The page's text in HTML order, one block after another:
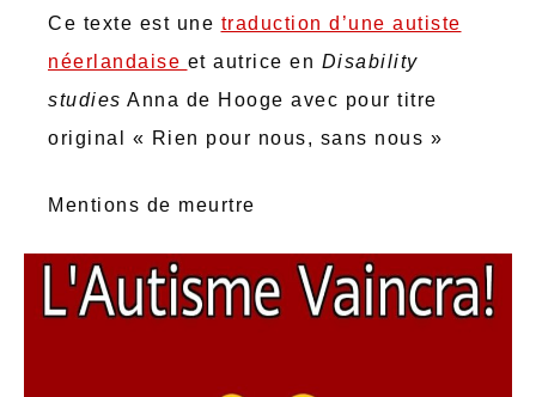
Ce texte est une traduction d’une autiste
néerlandaise et autrice en Disability
studies Anna de Hooge avec pour titre
original « Rien pour nous, sans nous »
Mentions de meurtre